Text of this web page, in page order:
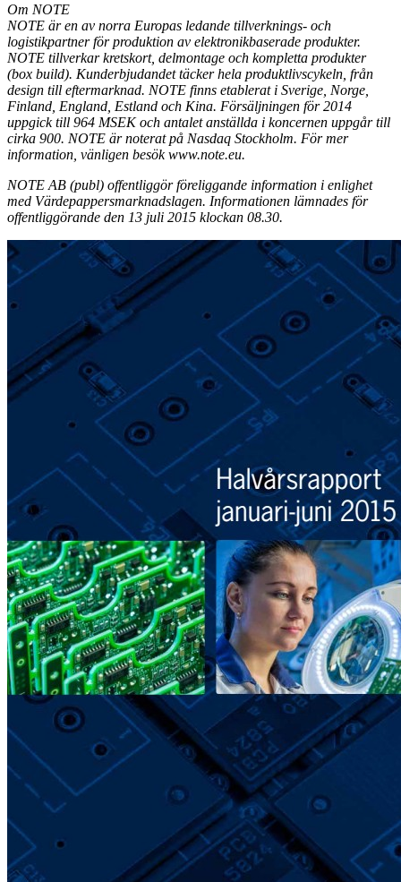
Om NOTE
NOTE är en av norra Europas ledande tillverknings- och
logistikpartner för produktion av elektronikbaserade produkter.
NOTE tillverkar kretskort, delmontage och kompletta produkter
(box build). Kunderbjudandet täcker hela produktlivscykeln, från
design till eftermarknad. NOTE finns etablerat i Sverige, Norge,
Finland, England, Estland och Kina. Försäljningen för 2014
uppgick till 964 MSEK och antalet anställda i koncernen uppgår till
cirka 900. NOTE är noterat på Nasdaq Stockholm. För mer
information, vänligen besök www.note.eu.
NOTE AB (publ) offentliggör föreliggande information i enlighet
med Värdepappersmarknadslagen. Informationen lämnades för
offentliggörande den 13 juli 2015 klockan 08.30.